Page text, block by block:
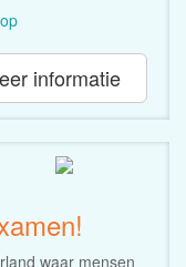
informatie
waar mensen